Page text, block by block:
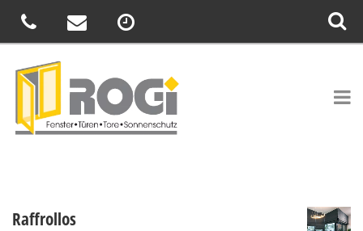
Raffrollos